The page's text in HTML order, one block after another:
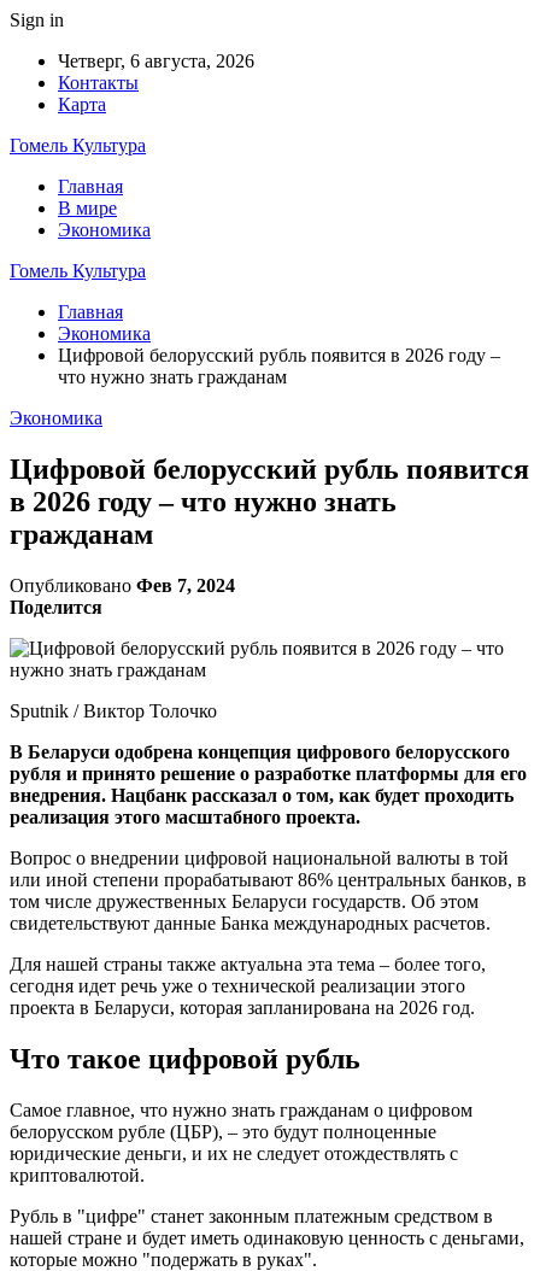
Sign in
Четверг, 6 августа, 2026
Контакты
Карта
Гомель Культура
Главная
В мире
Экономика
Гомель Культура
Главная
Экономика
Цифровой белорусский рубль появится в 2026 году –
что нужно знать гражданам
Экономика
Цифровой белорусский рубль появится
в 2026 году – что нужно знать
гражданам
Опубликовано Фев 7, 2024
Поделится
Sputnik / Виктор Толочко
В Беларуси одобрена концепция цифрового белорусского
рубля и принято решение о разработке платформы для его
внедрения. Нацбанк рассказал о том, как будет проходить
реализация этого масштабного проекта.
Вопрос о внедрении цифровой национальной валюты в той
или иной степени прорабатывают 86% центральных банков, в
том числе дружественных Беларуси государств. Об этом
свидетельствуют данные Банка международных расчетов.
Для нашей страны также актуальна эта тема – более того,
сегодня идет речь уже о технической реализации этого
проекта в Беларуси, которая запланирована на 2026 год.
Что такое цифровой рубль
Самое главное, что нужно знать гражданам о цифровом
белорусском рубле (ЦБР), – это будут полноценные
юридические деньги, и их не следует отождествлять с
криптовалютой.
Рубль в "цифре" станет законным платежным средством в
нашей стране и будет иметь одинаковую ценность с деньгами,
которые можно "подержать в руках".